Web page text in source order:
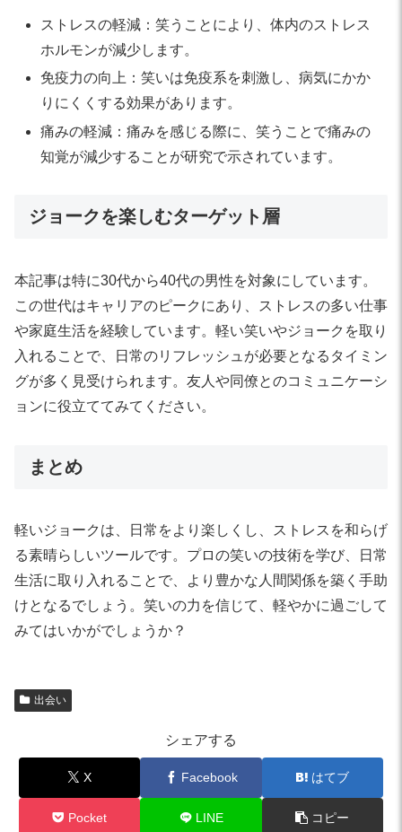
ストレスの軽減：笑うことにより、体内のストレス
ホルモンが減少します。
免疫力の向上：笑いは免疫系を刺激し、病気にかか
りにくくする効果があります。
痛みの軽減：痛みを感じる際に、笑うことで痛みの
知覚が減少することが研究で示されています。
ジョークを楽しむターゲット層
本記事は特に30代から40代の男性を対象にしています。
この世代はキャリアのピークにあり、ストレスの多い仕事
や家庭生活を経験しています。軽い笑いやジョークを取り
入れることで、日常のリフレッシュが必要となるタイミン
グが多く見受けられます。友人や同僚とのコミュニケーシ
ョンに役立ててみてください。
まとめ
軽いジョークは、日常をより楽しくし、ストレスを和らげ
る素晴らしいツールです。プロの笑いの技術を学び、日常
生活に取り入れることで、より豊かな人間関係を築く手助
けとなるでしょう。笑いの力を信じて、軽やかに過ごして
みてはいかがでしょうか？
出会い
シェアする
X Facebook はてブ
Pocket LINE コピー